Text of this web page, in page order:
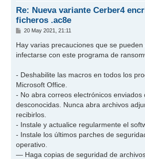
Re: Nueva variante Cerber4
ficheros .ac8e
M
n
s
a
20 May 2021, 21:11
Hay varias precauciones que se
infectarse con este programa de
- Deshabilite las macros en todos los
Microsoft Office.
- No abra correos electrónicos enviados
desconocidas. Nunca abra archivos
recibirlos.
- Instale y actualice regularmente el
- Instale los últimos parches de
operativo.
— Haga copias de seguridad de